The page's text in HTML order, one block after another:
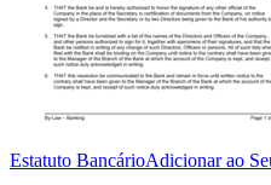
Estatuto BancárioAdicionar ao